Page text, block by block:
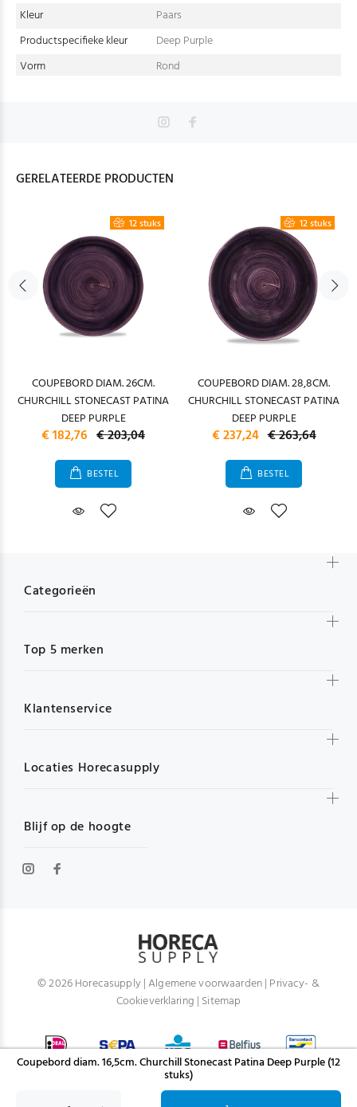
Kleur
Paars
Productspecifieke kleur
Deep Purple
Vorm
Rond
GERELATEERDE PRODUCTEN
12 stuks
COUPEBORD DIAM. 26CM.
CHURCHILL STONECAST PATINA
DEEP PURPLE
€ 182,76 € 203,04
BESTEL
12 stuks
COUPEBORD DIAM. 28,8CM.
CHURCHILL STONECAST PATINA
DEEP PURPLE
€ 237,24 € 263,64
BESTEL
Coupebord diam. 16,5cm. Churchill Stonecast Patina Deep Purple (12
stuks)
Blijf op de hoogte
Categorieën
Top 5 merken
Klantenservice
Locaties Horecasupply
© 2026 Horecasupply |Algemene voorwaarden| Privacy- &
Cookieverklaring | Sitemap